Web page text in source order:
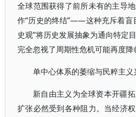
全球范围获得了前所未有的主导
作“历史的终结”——这种充斥着盲
史观”将历史发展抽象为通向特定
完全忽视了周期性危机可能再度降
单中心体系的萎缩与民粹主义
新自由主义为全球资本开疆
扩张必然受到各种阻力。当经济